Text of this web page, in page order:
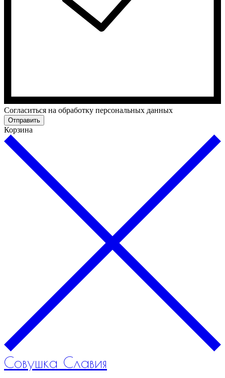
Cогласиться на обработку персональных данных
Отправить
Корзина
Совушка Славия